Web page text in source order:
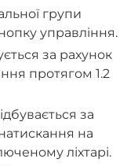
групи
управління.
за рахунок
протягом 1.2
за
на
ліхтарі.